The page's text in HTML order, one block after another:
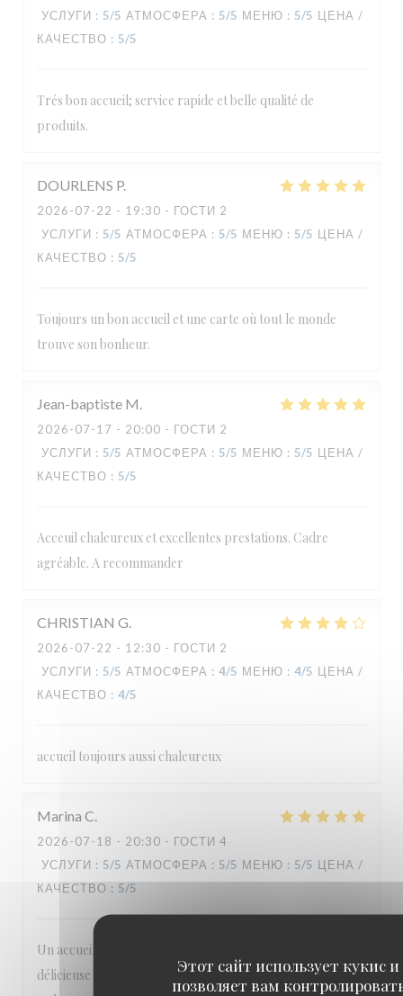
Этот сайт использует кукис и
позволяет вам
УСЛУГИ : 5/5 АТМОСФЕРА : 5/5 МЕНЮ : 5/5 ЦЕНА /
КАЧЕСТВО : 5/5
Trés bon accueil; service rapide et belle qualité de
produits.
DOURLENS P
2026-07-22 - 19:30 - ГОСТИ 2
УСЛУГИ : 5/5 АТМОСФЕРА : 5/5 МЕНЮ : 5/5 ЦЕНА /
КАЧЕСТВО : 5/5
Toujours un bon accueil et une carte où tout le monde
trouve son bonheur.
Jean-baptiste M
2026-07-17 - 20:00 - ГОСТИ 2
УСЛУГИ : 5/5 АТМОСФЕРА : 5/5 МЕНЮ : 5/5 ЦЕНА /
КАЧЕСТВО : 5/5
Acceuil chaleureux et excellentes prestations. Cadre
agréable. A recommander
CHRISTIAN G
2026-07-22 - 12:30 - ГОСТИ 2
УСЛУГИ : 5/5 АТМОСФЕРА : 4/5 МЕНЮ : 4/5 ЦЕНА /
КАЧЕСТВО : 4/5
accueil toujours aussi chaleureux
Marina C
2026-07-18 - 20:30 - ГОСТИ 4
УСЛУГИ : 5/5 АТМОСФЕРА : 5/5 МЕНЮ : 5/5 ЦЕНА /
КАЧЕСТВО : 5/5
Un accueil incroyablement chaleureux, une table
délicieuse avec des produits sélectionnés avec soin dans un
Le Carré